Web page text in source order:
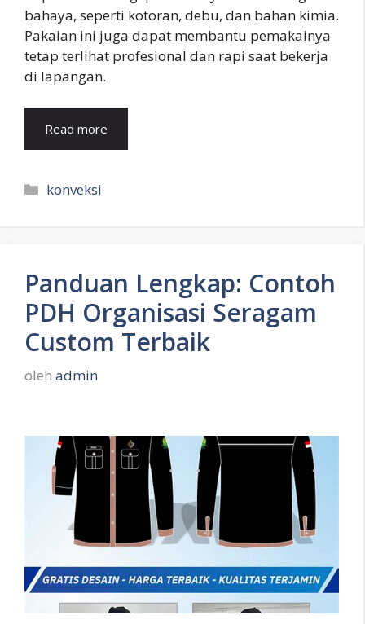
bahaya, seperti kotoran, debu, dan bahan kimia.
Pakaian ini juga dapat membantu pemakainya
tetap terlihat profesional dan rapi saat bekerja
di lapangan.
Read more
Kategori
konveksi
Panduan Lengkap: Contoh
PDH Organisasi Seragam
Custom Terbaik
oleh admin